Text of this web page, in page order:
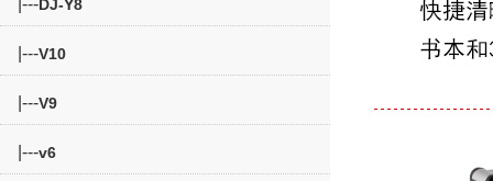
|---DJ-Y8
|---V10
|---V9
|---v6